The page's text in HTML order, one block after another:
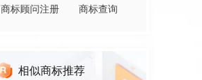
商标顾问注册
商标查询
相似商标推荐